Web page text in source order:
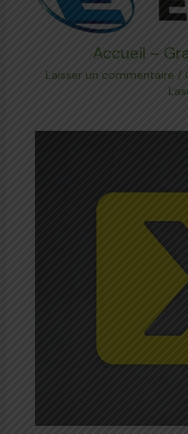
Accueil –
Laisser un commentaire /